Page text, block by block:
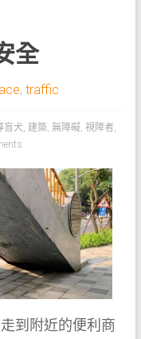
全
, traffic
盲犬, 建築, 無障礙, 視障者,
到附近的便利商